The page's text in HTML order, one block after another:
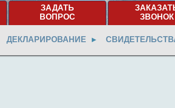
ЗАДАТЬ
ВОПРОС
ЗВОНОК
ДЕКЛАРИРОВАНИЕ